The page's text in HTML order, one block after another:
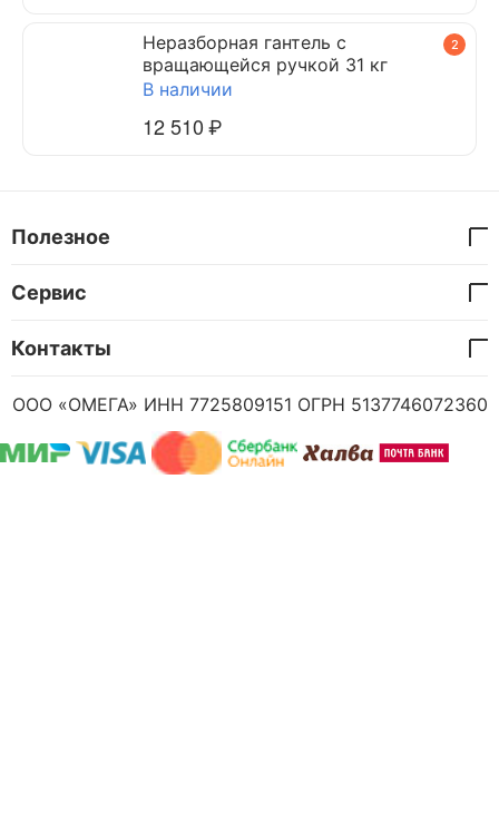
2
Неразборная гантель c
вращающейся ручкой 31 кг
В наличии
12 510₽
Полезное
Сервис
Контакты
ООО «ОМЕГА» ИНН 7725809151 ОГРН 5137746072360